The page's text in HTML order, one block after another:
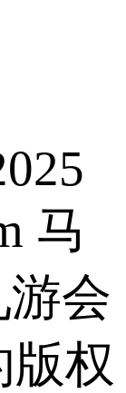
马
游会
权